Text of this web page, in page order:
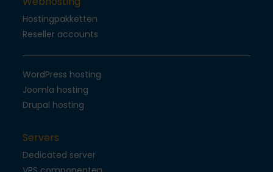
Hostingpakketten
Reseller accounts
WordPress hosting
Joomla hosting
Drupal hosting
Servers
Dedicated server